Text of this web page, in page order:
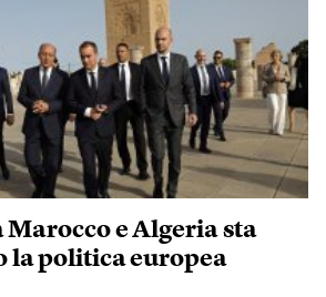
e Algeria sta
la politica europea